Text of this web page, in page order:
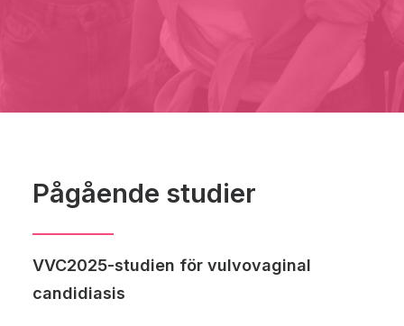
Pågående studier
VVC2025-studien för vulvovaginal
candidiasis